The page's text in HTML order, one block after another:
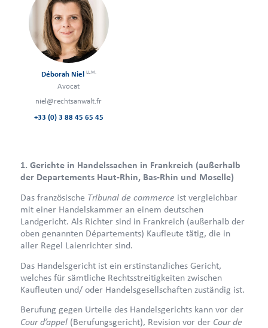
Déborah Niel LL.M.
Avocat
niel@rechtsanwalt.fr
+33 (0) 3 88 45 65 45
1. Gerichte in Handelssachen in Frankreich (außerhalb
der Departements Haut-Rhin, Bas-Rhin und Moselle)
Das französische Tribunal de commerce ist vergleichbar
mit einer Handelskammer an einem deutschen
Landgericht. Als Richter sind in Frankreich (außerhalb der
oben genannten Départements) Kaufleute tätig, die in
aller Regel Laienrichter sind.
Das Handelsgericht ist ein erstinstanzliches Gericht,
welches für sämtliche Rechtsstreitigkeiten zwischen
Kaufleuten und/ oder Handelsgesellschaften zuständig ist.
Berufung gegen Urteile des Handelsgerichts kann vor der
Cour d’appel (Berufungsgericht), Revision vor der Cour de